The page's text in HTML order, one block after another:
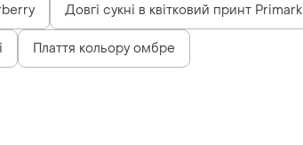
Довгі сукні в квітковий принт Primark
Плаття кольору омбре